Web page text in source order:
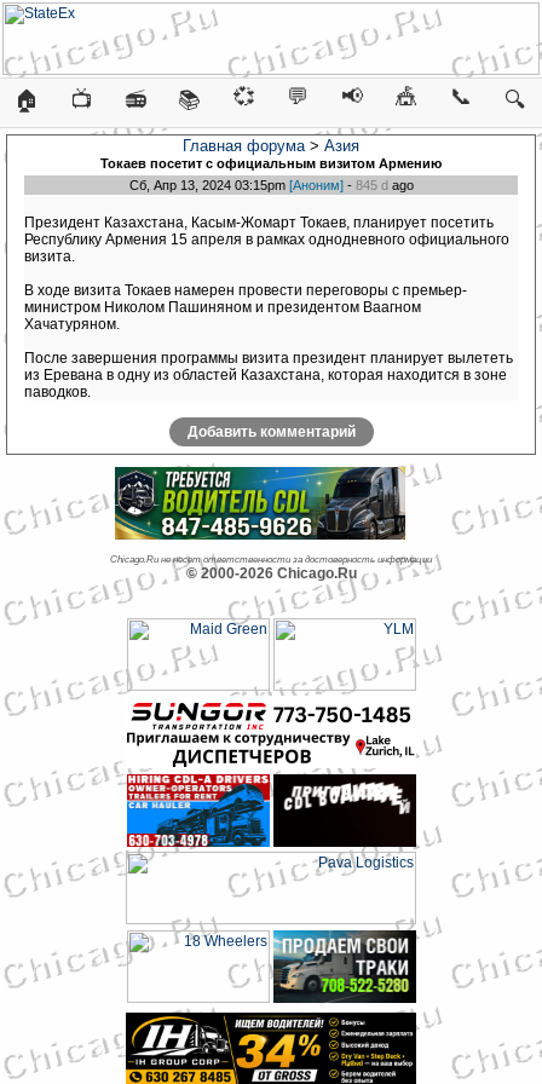
🏠 📺 📻 📚 💞 💬 📢 🎪 📞 🔍
Главная форума> Азия
Токаев посетит с официальным визитом Армению
Сб, Апр 13, 2024 03:15pm [Аноним]- 845 dago
Президент Казахстана, Касым-Жомарт Токаев, планирует посетить
Республику Армения 15 апреля в рамках однодневного официального
визита.
В ходе визита Токаев намерен провести переговоры с премьер-
министром Николом Пашиняном и президентом Ваагном
Хачатуряном.
После завершения программы визита президент планирует вылететь
из Еревана в одну из областей Казахстана, которая находится в зоне
паводков.
Добавить комментарий
Chicago.Ru не несет ответственности за достоверность информации
© 2000-2026 Chicago.Ru